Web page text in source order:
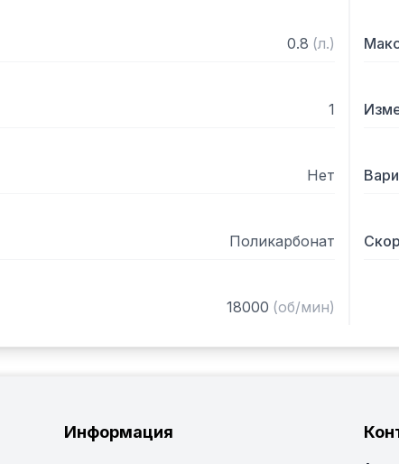
0.8 (л.)
1
Нет
Поликарбонат
18000 (об/мин)
Информация